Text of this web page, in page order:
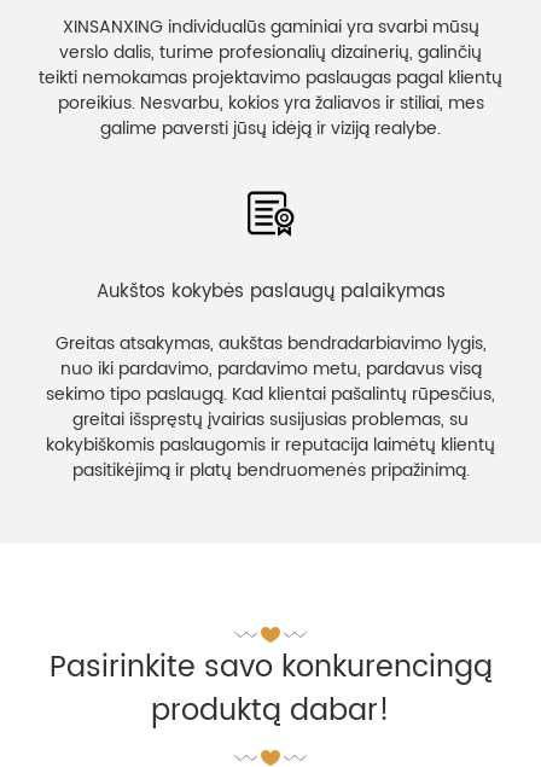
XINSANXING individualūs gaminiai yra svarbi mūsų
verslo dalis, turime profesionalių dizainerių, galinčių
teikti nemokamas projektavimo paslaugas pagal klientų
poreikius. Nesvarbu, kokios yra žaliavos ir stiliai, mes
galime paversti jūsų idėją ir viziją realybe.
Aukštos kokybės paslaugų palaikymas
Greitas atsakymas, aukštas bendradarbiavimo lygis,
nuo iki pardavimo, pardavimo metu, pardavus visą
sekimo tipo paslaugą. Kad klientai pašalintų rūpesčius,
greitai išspręstų įvairias susijusias problemas, su
kokybiškomis paslaugomis ir reputacija laimėtų klientų
pasitikėjimą ir platų bendruomenės pripažinimą.
Pasirinkite savo konkurencingą
produktą dabar!